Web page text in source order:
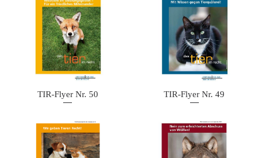
TIR-Flyer Nr. 50 TIR-Flyer Nr. 49